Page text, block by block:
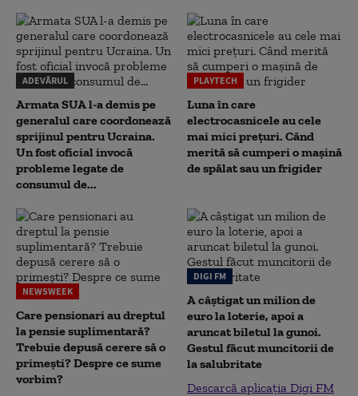
ADEVĂRUL
Armata SUA l-a demis pe
generalul care coordonează
sprijinul pentru Ucraina.
Un fost oficial invocă
probleme legate de
consumul de...
PLAYTECH
Luna în care
electrocasnicele au cele
mai mici prețuri. Când
merită să cumperi o mașină
de spălat sau un frigider
NEWSWEEK
Care pensionari au dreptul
la pensie suplimentară?
Trebuie depusă cerere să o
primești? Despre ce sume
vorbim?
DIGI FM
A câștigat un milion de
euro la loterie, apoi a
aruncat biletul la gunoi.
Gestul făcut muncitorii de
la salubritate
Descarcă aplicația Digi FM